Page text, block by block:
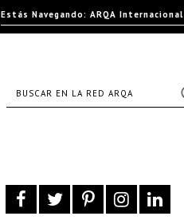
Estás Navegando: ARQA Internacional